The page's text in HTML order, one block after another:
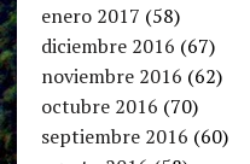
enero 2017 (58)
diciembre 2016 (67)
noviembre 2016 (62)
octubre 2016 (70)
septiembre 2016 (60)